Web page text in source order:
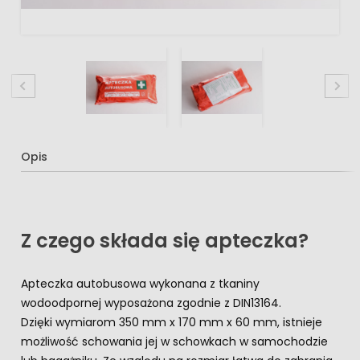
Opis
Z czego składa się apteczka?
Apteczka autobusowa wykonana z tkaniny
wodoodpornej wyposażona zgodnie z DIN13164.
Dzięki wymiarom 350 mm x 170 mm x 60 mm, istnieje
możliwość schowania jej w schowkach w samochodzie